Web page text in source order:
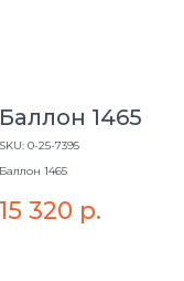
Баллон 1465
SKU: 0-25-7395
Баллон 1465
15 320 р.